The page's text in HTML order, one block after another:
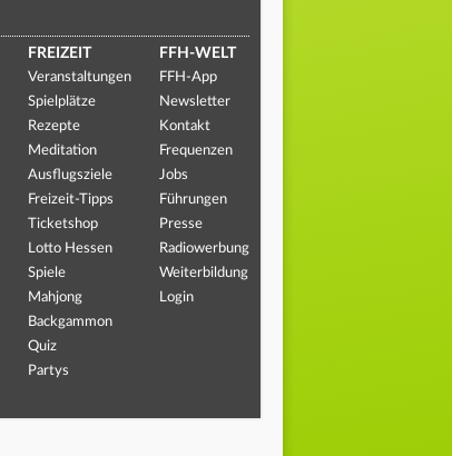
FREIZEIT
Veranstaltungen
Spielplätze
Rezepte
Meditation
Ausflugsziele
Freizeit-Tipps
Ticketshop
Lotto Hessen
Spiele
Mahjong
Backgammon
Quiz
Partys
FFH-WELT
FFH-App
Newsletter
Kontakt
Frequenzen
Jobs
Führungen
Presse
Radiowerbung
Weiterbildung
Login